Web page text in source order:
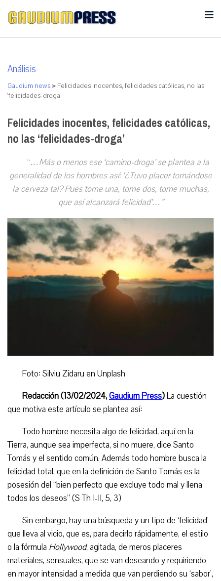
Análisis
Gaudium news > Felicidades inocentes, felicidades católicas, no las
‘felicidades-droga’
Felicidades inocentes, felicidades católicas,
no las ‘felicidades-droga’
“…Más o menos ese ‘camino-droga’ se plantea a la
generalidad de los hombres así: ‘¿Tuvo placer tomándose
la cerveza tal? Pues tome una, tome dos, tome muchas,
que así alcanzará felicidad’…”
Foto: Silviu Zidaru en Unplash
Redacción (13/02/2024,Gaudium Press)La cuestión
que motiva este artículo se plantea así:
Todo hombre necesita algo de felicidad, aquí en la
Tierra, aunque sea imperfecta, si no muere, dice Santo
Tomás y el sentido común. Además todo hombre busca la
felicidad total, que en la definición de Santo Tomás es la
posesión del “bien perfecto que excluye todo mal y llena
todos los deseos” (S Th I-II, 5, 3)
Sin embargo, hay una búsqueda y un tipo de ‘felicidad’
que lleva al vicio, que es, para decirlo rápidamente, el estilo
o la fórmula Hollywood, agitada, de meros placeres
materiales, sensuales, que se van deseando y requiriendo
en mayor intensidad a medida que van perdiendo su ‘sabor’,